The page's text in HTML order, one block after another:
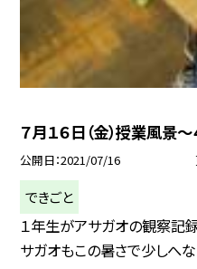
７月１６日（金）授業風景
公開日 2021/07/16
できごと
１年生がアサガオの観察記
サガオもこの暑さで少しへ